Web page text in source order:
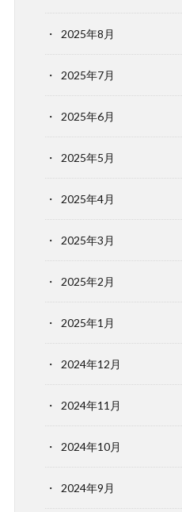
2025年8月
2025年7月
2025年6月
2025年5月
2025年4月
2025年3月
2025年2月
2025年1月
2024年12月
2024年11月
2024年10月
2024年9月